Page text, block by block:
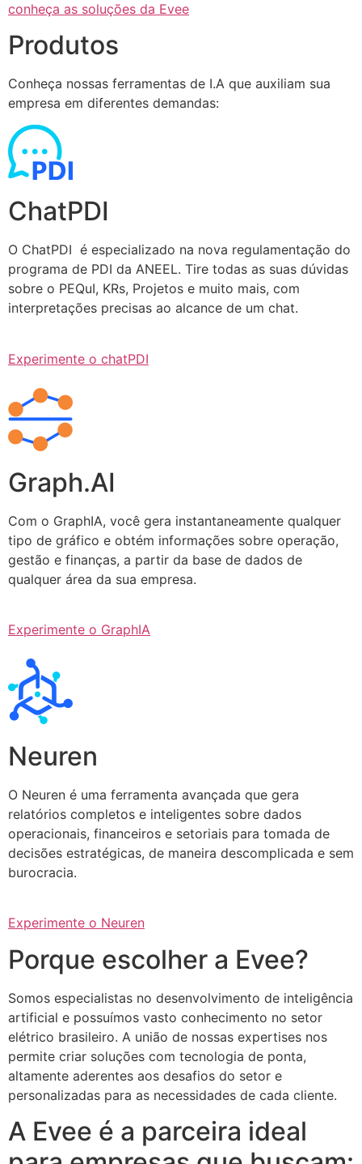
conheça as soluções da Evee
Produtos
Conheça nossas ferramentas de I.A que auxiliam sua
empresa em diferentes demandas:
ChatPDI
O ChatPDI é especializado na nova regulamentação do
programa de PDI da ANEEL. Tire todas as suas dúvidas
sobre o PEQuI, KRs, Projetos e muito mais, com
interpretações precisas ao alcance de um chat.
Experimente o chatPDI
Graph.AI
Com o GraphIA, você gera instantaneamente qualquer
tipo de gráfico e obtém informações sobre operação,
gestão e finanças, a partir da base de dados de
qualquer área da sua empresa.
Experimente o GraphIA
Neuren
O Neuren é uma ferramenta avançada que gera
relatórios completos e inteligentes sobre dados
operacionais, financeiros e setoriais para tomada de
decisões estratégicas, de maneira descomplicada e sem
burocracia.
Experimente o Neuren
Porque escolher a Evee?
Somos especialistas no desenvolvimento de inteligência
artificial e possuímos vasto conhecimento no setor
elétrico brasileiro. A união de nossas expertises nos
permite criar soluções com tecnologia de ponta,
altamente aderentes aos desafios do setor e
personalizadas para as necessidades de cada cliente.
A Evee é a parceira ideal